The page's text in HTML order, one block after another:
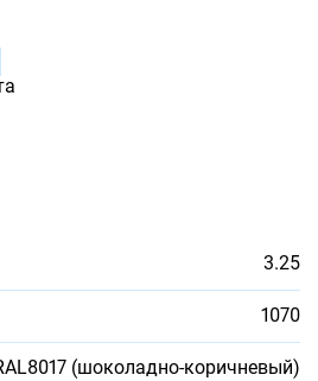
3.25
1070
(шоколадно-коричневый)